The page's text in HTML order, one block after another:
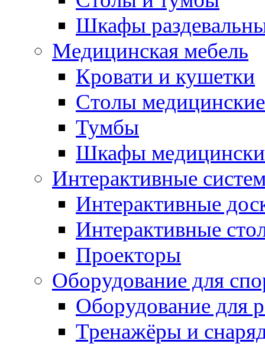
Шкафы
Медицинская мебель
Кровати и кушетки
Столы медицинские
Тумбы
Шкафы
Интерактивные
Интерактивные
Интерактивные
Проекторы
Оборудование для
Оборудование для
Тренажёры и